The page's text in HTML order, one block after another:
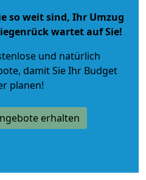
so weit sind, Ihr Umzug
wartet auf Sie!
und natürlich
, damit Sie Ihr Budget
planen!
erhalten